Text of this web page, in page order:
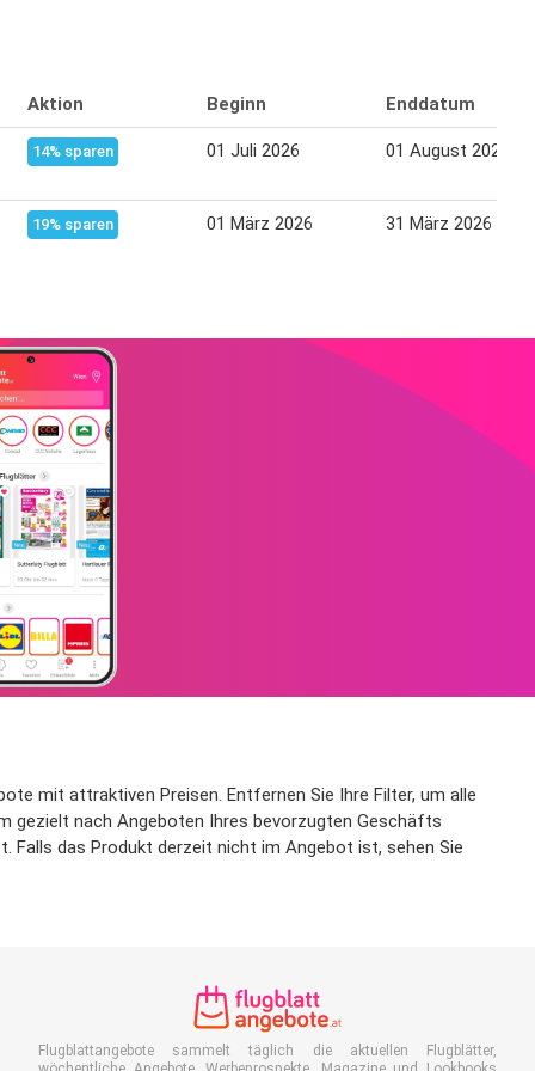
Aktion Beginn Enddatum
14% sparen 01 Juli 2026 01 August 2026
19% sparen 01 März 2026 31 März 2026
mit attraktiven Preisen. Entfernen Sie Ihre Filter, um alle
gezielt nach Angeboten Ihres bevorzugten Geschäfts
Falls das Produkt derzeit nicht im Angebot ist, sehen Sie
Flugblattangebote sammelt täglich die aktuellen Flugblätter,